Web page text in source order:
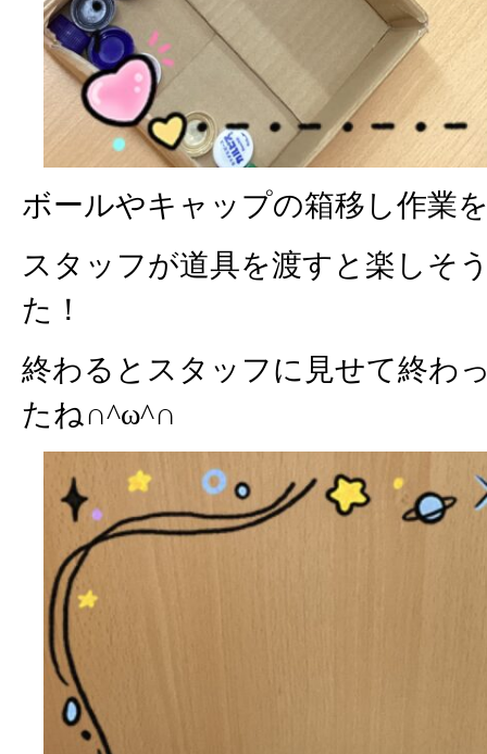
ボールやキャップの箱移し作業
スタッフが道具を渡すと楽しそ
た！
終わるとスタッフに見せて終わ
たね∩^ω^∩